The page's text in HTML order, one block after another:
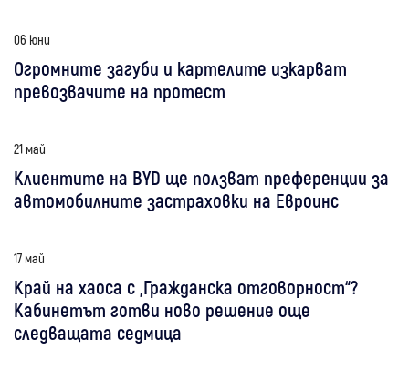
06 юни
Огромните загуби и картелите изкарват
превозвачите на протест
21 май
Клиентите на BYD ще ползват преференции за
автомобилните застраховки на Евроинс
17 май
Край на хаоса с „Гражданска отговорност“?
Кабинетът готви ново решение още
следващата седмица